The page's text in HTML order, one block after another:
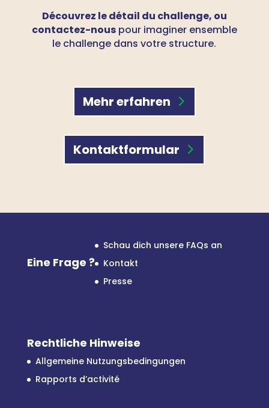
Découvrez le détail du challenge, ou
contactez-nouspour imaginer ensemble
le challenge dans votre structure.
Mehr erfahren
Kontaktformular
Eine Frage ?
Schau dich unsere FAQs an
Kontakt
Presse
Rechtliche Hinweise
Allgemeine Nutzungsbedingungen
Rapports d’activité